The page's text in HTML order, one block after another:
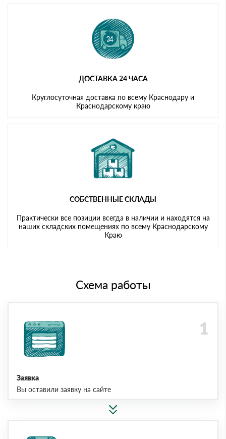
ДОСТАВКА 24 ЧАСА
Круглосуточная доставка по всему Краснодару и
Краснодарскому краю
СОБСТВЕННЫЕ СКЛАДЫ
Практически все позиции всегда в наличии и находятся на
наших складских помещениях по всему Краснодарскому
Краю
Схема работы
Заявка
Вы оставили заявку на сайте